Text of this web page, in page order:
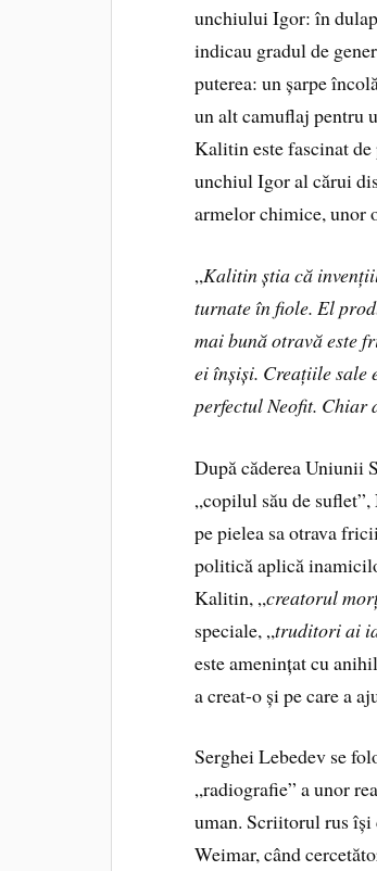
unchiului Igor: în
indicau gradul de
puterea: un șarpe
un alt camuflaj pentru
Kalitin este fascinat de
unchiul Igor al cărui
armelor chimice, unor
„Kalitin știa că
turnate în fiole. El
mai bună otravă este
ei înșiși. Creațiile sale
perfectul Neofit. Chiar
După căderea Uniunii
„copilul său de
pe pielea sa otrava
politică aplică
Kalitin, „creatorul
speciale, „truditori ai
este amenințat cu
a creat-o și pe care a
Serghei Lebedev se
„radiografie” a unor
uman. Scriitorul rus
Weimar, când